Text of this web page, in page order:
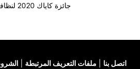
جائزة كاياك 2020 لنظافة المركبات
ملفات التعريف المرتبطة اتصل بنا